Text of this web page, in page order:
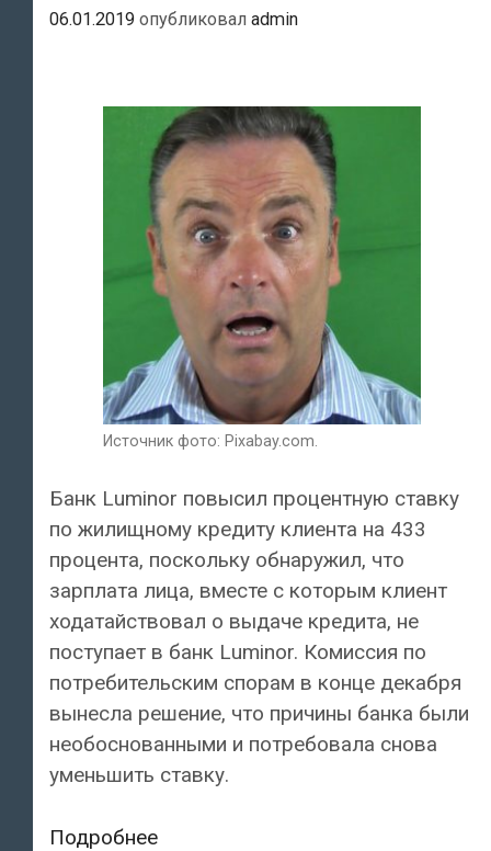
06.01.2019 опубликовал admin
Источник фото: Pixabay.com.
Банк Luminor повысил процентную ставку
по жилищному кредиту клиента на 433
процента, поскольку обнаружил, что
зарплата лица, вместе с которым клиент
ходатайствовал о выдаче кредита, не
поступает в банк Luminor. Комиссия по
потребительским спорам в конце декабря
вынесла решение, что причины банка были
необоснованными и потребовала снова
уменьшить ставку.
ПодробнееВозмущенный